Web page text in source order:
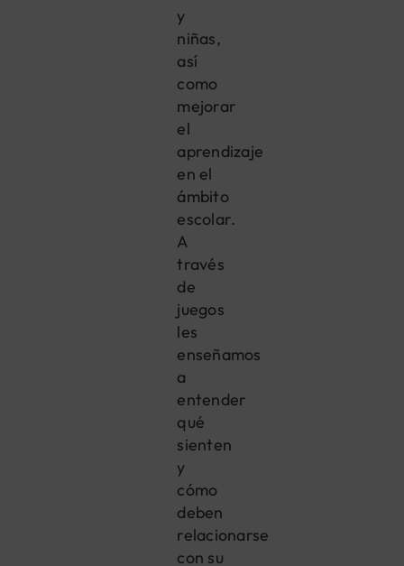
y
niñas,
así
como
mejorar
el
aprendizaje
en el
ámbito
escolar.
A
través
de
juegos
les
enseñamos
a
entender
qué
sienten
y
cómo
deben
relacionarse
con su